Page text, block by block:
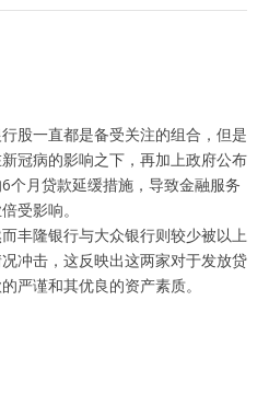
股一直都是备受关注的组合，但是
冠病的影响之下，再加上政府公布
个月贷款延缓措施，导致金融服务
受影响。
丰隆银行与大众银行则较少被以上
冲击，这反映出这两家对于发放贷
严谨和其优良的资产素质。